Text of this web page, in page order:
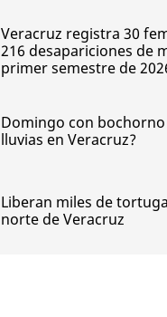
Veracruz registra 30
216 desapariciones de
primer semestre de
Domingo con
lluvias en Veracruz?
Liberan miles de
norte de Veracruz